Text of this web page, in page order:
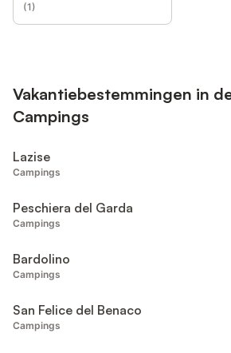
(1)
Vakantiebestemmingen in
Campings
Lazise
Campings
Peschiera del Garda
Campings
Bardolino
Campings
San Felice del Benaco
Campings